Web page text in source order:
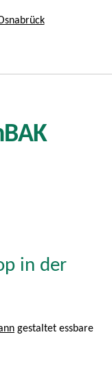
in der
gestaltet essbare